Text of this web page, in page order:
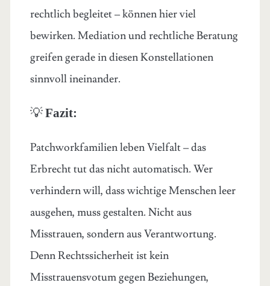
rechtlich begleitet – können hier viel
bewirken. Mediation und rechtliche Beratung
greifen gerade in diesen Konstellationen
sinnvoll ineinander.
💡Fazit:
Patchworkfamilien leben Vielfalt – das
Erbrecht tut das nicht automatisch. Wer
verhindern will, dass wichtige Menschen leer
ausgehen, muss gestalten. Nicht aus
Misstrauen, sondern aus Verantwortung.
Denn Rechtssicherheit ist kein
Misstrauensvotum gegen Beziehungen,